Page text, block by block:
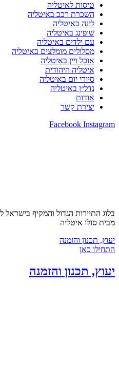
טיסות לאיטליה
השכרת רכב באיטליה
לינה באיטליה
שופינג באיטליה
עם ילדים באיטליה
מסלולים מומלצים באיטליה
אוכל ויין באיטליה
איטליה היהודית
סיורי יום באיטליה
נדל״ן באיטליה
אודות
יצירת קשר
Facebook Instagram
בלוג התיירות הגדול והמקיף בישראל
מבית סולו איטליה
יעוץ, תכנון והזמנה
התחילו כאן
יעוץ, תכנון והזמנה